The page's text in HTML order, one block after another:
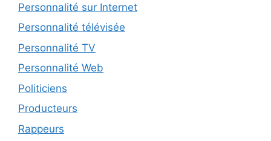
Personnalité sur Internet
Personnalité télévisée
Personnalité TV
Personnalité Web
Politiciens
Producteurs
Rappeurs